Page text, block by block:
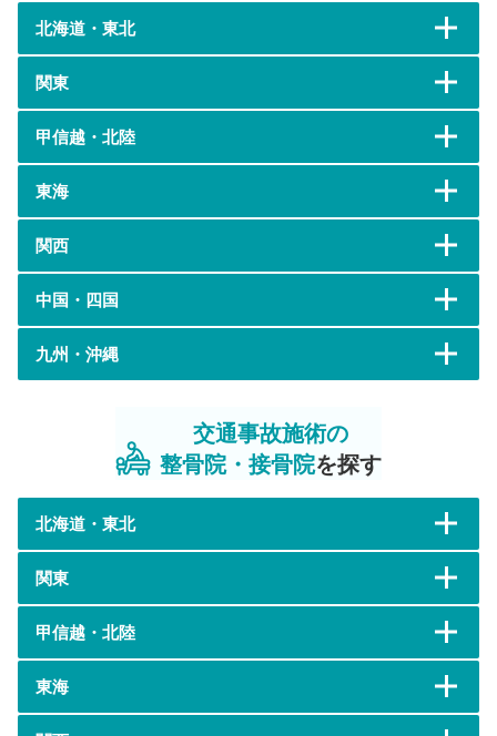
北海道・東北
関東
甲信越・北陸
東海
関西
中国・四国
九州・沖縄
交通事故施術の
整骨院・接骨院を探す
北海道・東北
関東
甲信越・北陸
東海